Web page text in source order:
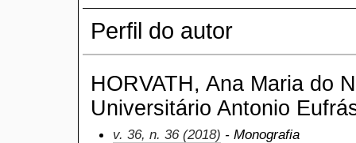
Perfil do autor
HORVATH, Ana Maria do
Universitário Antonio
v. 36, n. 36 (2018) - Monografia